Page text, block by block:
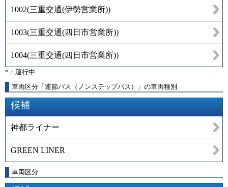
1002(三重交通(伊勢営業所))
1003(三重交通(四日市営業所))
1004(三重交通(四日市営業所))
*：運行中
車両区分「連節バス（ノンステップバス）」の車両種別
候補
神都ライナー
GREEN LINER
車両区分